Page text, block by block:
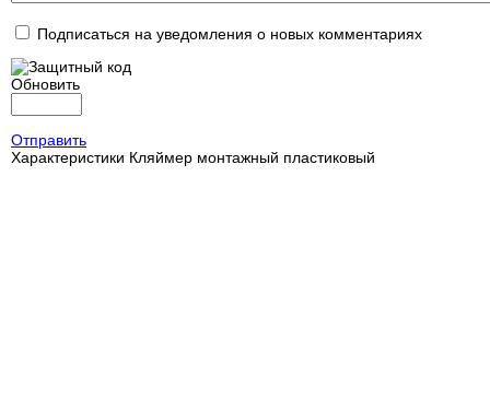
Подписаться на уведомления о новых комментариях
Обновить
Отправить
Характеристики Кляймер монтажный пластиковый